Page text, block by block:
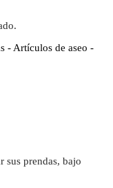
- Artículos de aseo -
sus prendas, bajo